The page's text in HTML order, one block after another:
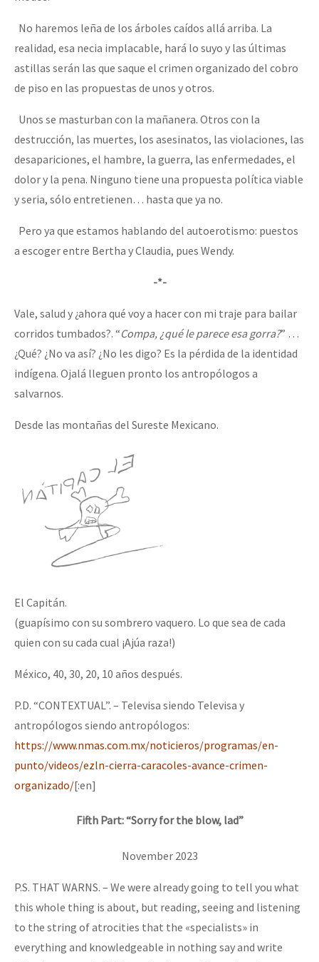
No haremos leña de los árboles caídos allá arriba. La
realidad, esa necia implacable, hará lo suyo y las últimas
astillas serán las que saque el crimen organizado del cobro
de piso en las propuestas de unos y otros.
Unos se masturban con la mañanera. Otros con la
destrucción, las muertes, los asesinatos, las violaciones, las
desapariciones, el hambre, la guerra, las enfermedades, el
dolor y la pena. Ninguno tiene una propuesta política viable
y seria, sólo entretienen… hasta que ya no.
Pero ya que estamos hablando del autoerotismo: puestos
a escoger entre Bertha y Claudia, pues Wendy.
-*-
Vale, salud y ¿ahora qué voy a hacer con mi traje para bailar
corridos tumbados?. “Compa, ¿qué le parece esa gorra?” …
¿Qué? ¿No va así? ¿No les digo? Es la pérdida de la identidad
indígena. Ojalá lleguen pronto los antropólogos a
salvarnos.
Desde las montañas del Sureste Mexicano.
El Capitán.
(guapísimo con su sombrero vaquero. Lo que sea de cada
quien con su cada cual ¡Ajúa raza!)
México, 40, 30, 20, 10 años después.
P.D. “CONTEXTUAL”. – Televisa siendo Televisa y
antropólogos siendo antropólogos:
https://www.nmas.com.mx/noticieros/programas/en-
punto/videos/ezln-cierra-caracoles-avance-crimen-
organizado/[:en]
Fifth Part: “Sorry for the blow, lad”
November 2023
P.S. THAT WARNS. – We were already going to tell you what
this whole thing is about, but reading, seeing and listening
to the string of atrocities that the «specialists» in
everything and knowledgeable in nothing say and write